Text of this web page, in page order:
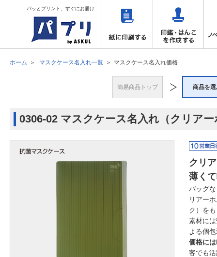
パッとプリント、すぐにお届け
ホーム マスクケース名入れ一覧 マスクケース名入れ価格
簡易商品トップ 商品を
0306-02 マスクケース名入れ（クリア
クリ
薄く
バッグ
リアー
ク）を
素材に
よる個
価格に
客でも